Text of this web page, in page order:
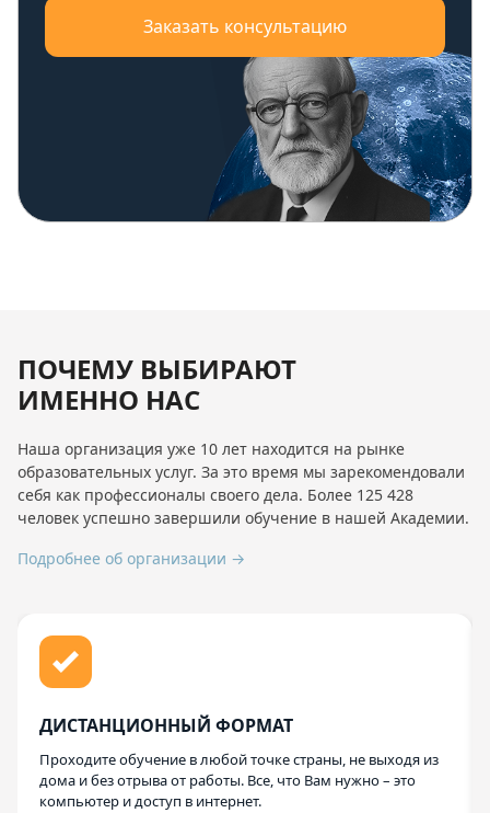
Заказать консультацию
ПОЧЕМУ ВЫБИРАЮТ
ИМЕННО НАС
Наша организация уже 10 лет находится на рынке
образовательных услуг. За это время мы зарекомендовали
себя как профессионалы своего дела. Более 125 428
человек успешно завершили обучение в нашей Академии.
Подробнее об организации →
ДИСТАНЦИОННЫЙ ФОРМАТ
Проходите обучение в любой точке страны, не выходя из
дома и без отрыва от работы. Все, что Вам нужно – это
компьютер и доступ в интернет.